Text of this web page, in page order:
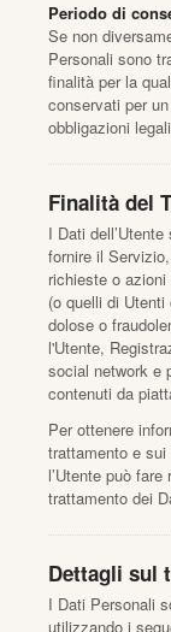
Periodo di
Se non
Personali sono
finalità per la
conservati per
obbligazioni
Finalità del
I Dati
fornire il
richieste o
(o quelli di
dolose o
l'Utente,
social network e
contenuti da
Per ottenere
trattamento e
l’Utente può
trattamento dei
Dettagli sul
I Dati Personali
utilizzando i